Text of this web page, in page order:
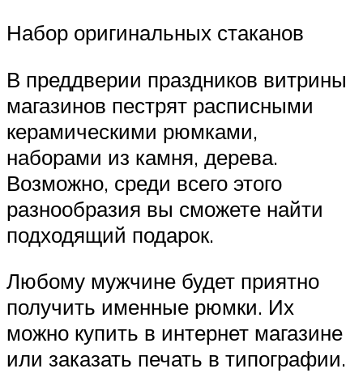
Набор оригинальных стаканов
В преддверии праздников витрины
магазинов пестрят расписными
керамическими рюмками,
наборами из камня, дерева.
Возможно, среди всего этого
разнообразия вы сможете найти
подходящий подарок.
Любому мужчине будет приятно
получить именные рюмки. Их
можно купить в интернет магазине
или заказать печать в типографии.